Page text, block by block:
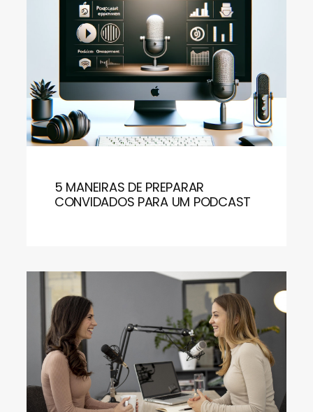
5 MANEIRAS DE PREPARAR
CONVIDADOS PARA UM PODCAST